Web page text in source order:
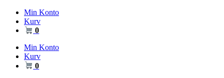
Videre
indhold
Min Konto
Kurv
0
Min Konto
Kurv
0